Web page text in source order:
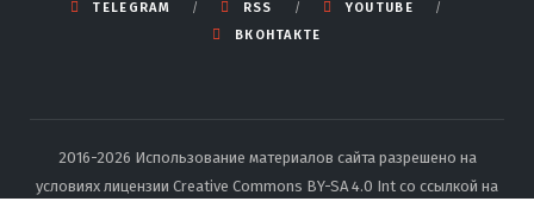
TELEGRAM
RSS
YOUTUBE
ВКОНТАКТЕ
2016-2026 Использование материалов сайта разрешено на
условиях лицензии Creative Commons BY-SA 4.0 Int со ссылкой на